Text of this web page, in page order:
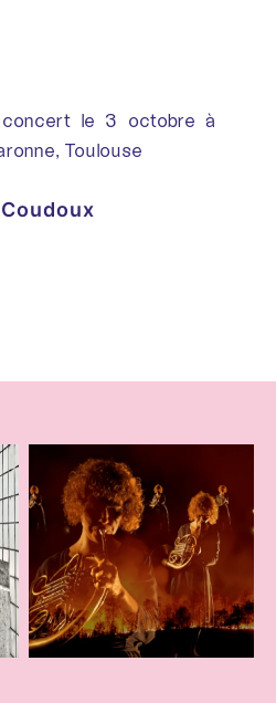
concert le 3 octobre à
Toulouse